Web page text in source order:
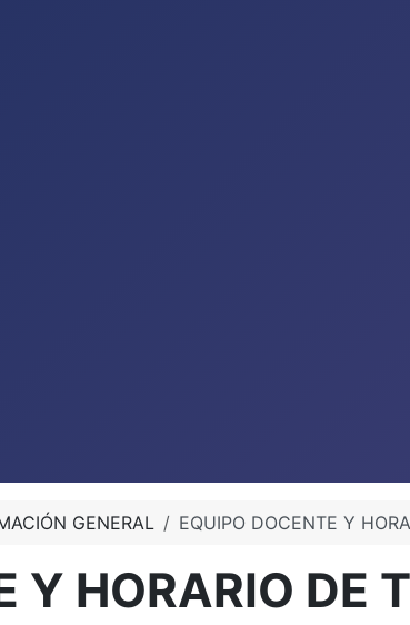
GENERAL EQUIPO DOCENTE Y
Y HORARIO DE